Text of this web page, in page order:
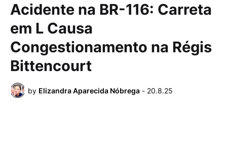
Acidente na BR-116: Carreta
em L Causa
Congestionamento na Régis
Bittencourt
by Elizandra Aparecida Nóbrega - 20.8.25